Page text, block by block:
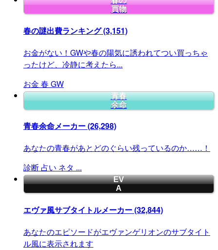
買物
春の謎出費ランキング(3,151)
お金がない！GWや春の陽気に誘われてつい買っちゃ
ったけど、冷静に考えたら...
お金 春 GW
青春
余命
青春余命メーカー(26,298)
あなたの青春があとどのぐらい残っているのか……！
診断 占い ネタ ...
EV
A
エヴァ風サブタイトルメーカー(32,844)
あなたのエピソードがエヴァンゲリオンのサブタイト
ル風に表示されます